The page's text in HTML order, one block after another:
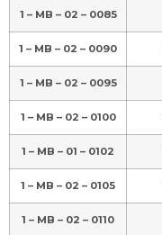
1 – MB – 02 – 0085
1 – MB – 02 – 0090
1 – MB – 02 – 0095
1 – MB – 02 – 0100
1 – MB – 01 – 0102
1 – MB – 02 – 0105
1 – MB – 02 – 0110